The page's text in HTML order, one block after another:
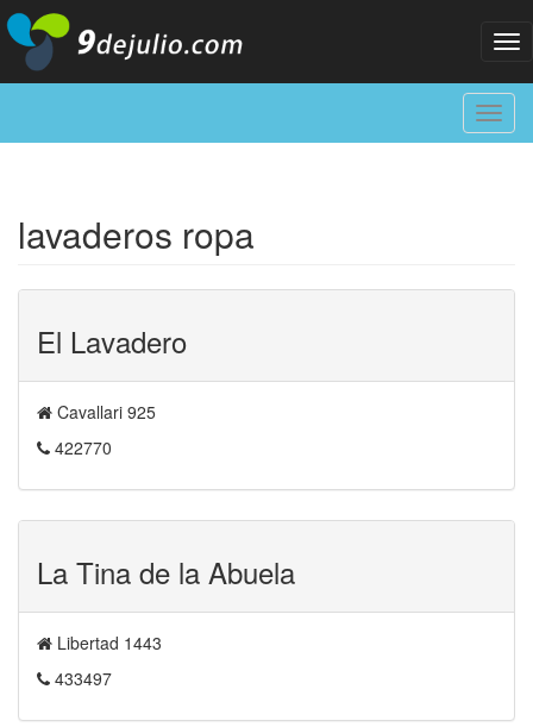
lavaderos ropa
El Lavadero
Cavallari 925
422770
La Tina de la Abuela
Libertad 1443
433497